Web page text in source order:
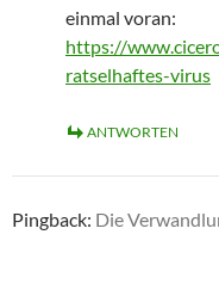
einmal voran:
https://
ratselhaftes-virus
ANTWORTEN
Pingback: Die